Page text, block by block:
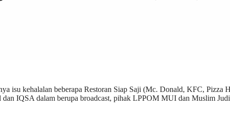
isu kehalalan beberapa Restoran Siap Saji (Mc. Donald, KFC, Pizza
IQSA dalam berupa broadcast, pihak LPPOM MUI dan Muslim